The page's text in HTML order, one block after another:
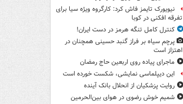
نیویورک تایمز فاش کرد: کارگروه ویژه سیا برای
تفرقه افکنی در کوبا
کنترل کامل تنگه هرمز در دست ایران!
پرچم سیاه بر فراز گنبد حسینی همچنان در
اهتزاز است
ماجرای پیاده روی اربعین حاج رمضان
این دیپلماسی نمایشی، شکست خورده است
روایت پزشکیان از انحلال بانک آینده
شمیم خوش رضوی در هوای بین‌الحرمین